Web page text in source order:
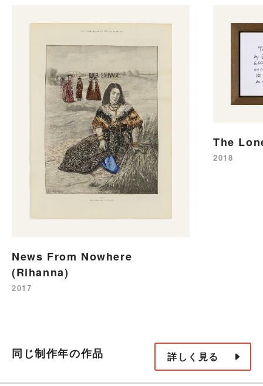
News From Nowhere
(Rihanna)
2017
The
2018
同じ制作年の作品 詳しく見る